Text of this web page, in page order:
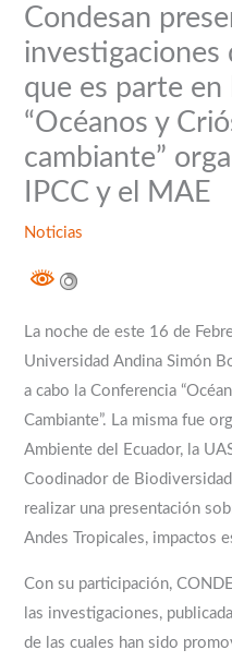
Condesan
investigaciones
que es parte en
“Océanos y
cambiante”
IPCC y el MAE
Noticias
La noche de este 16 de
Universidad Andina Simón
a cabo la Conferencia
Cambiante”. La misma fue
Ambiente del Ecuador, la
Coodinador de
realizar una presentación
Andes Tropicales, impactos
Con su participación,
las investigaciones,
de las cuales han sido